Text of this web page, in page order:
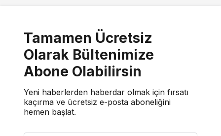
Tamamen Ücretsiz
Olarak Bültenimize
Abone Olabilirsin
Yeni haberlerden haberdar olmak için fırsatı
kaçırma ve ücretsiz e-posta aboneliğini
hemen başlat.